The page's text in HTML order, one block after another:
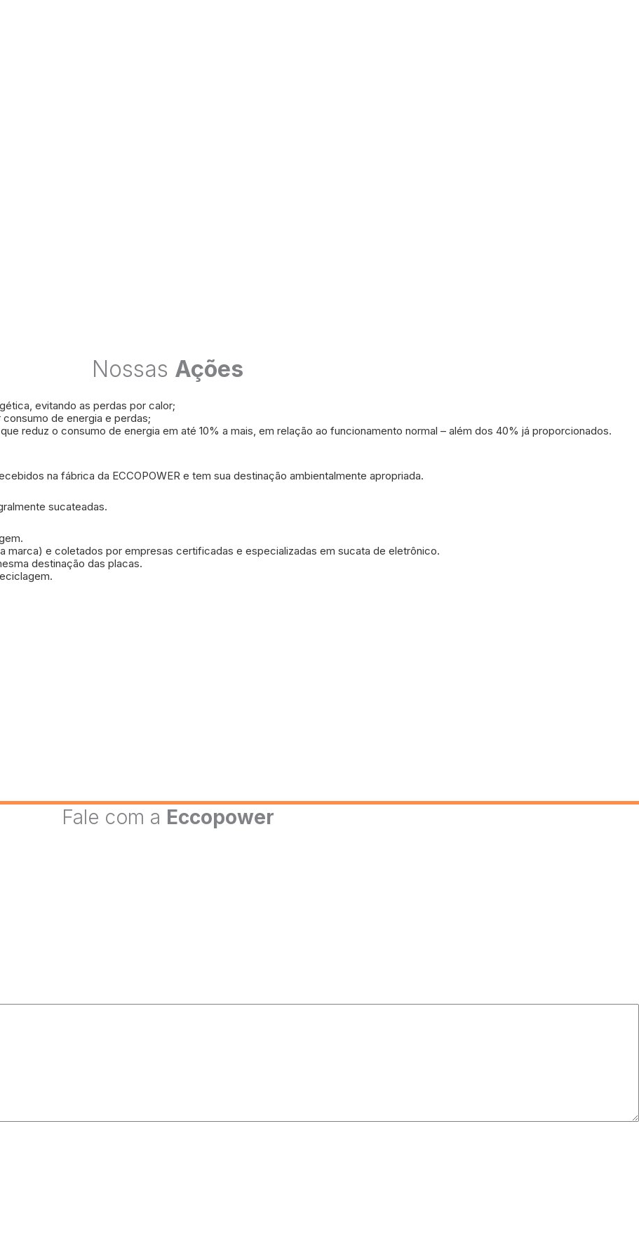
Nossas Ações
evitando as perdas por calor;
de energia e perdas;
reduz o consumo de energia em até 10% a mais, em relação ao funcionamento normal – além dos 40% já proporcionados.
na fábrica da ECCOPOWER e tem sua destinação ambientalmente apropriada.
sucateadas.
marca) e coletados por empresas certificadas e especializadas em sucata de eletrônico.
destinação das placas.
Fale com a Eccopower